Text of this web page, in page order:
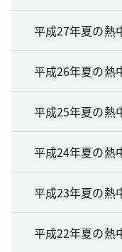
平成27年夏の熱
平成26年夏の熱
平成25年夏の熱
平成24年夏の熱
平成23年夏の熱
平成22年夏の熱